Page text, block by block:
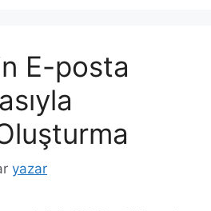
E-posta
yazar